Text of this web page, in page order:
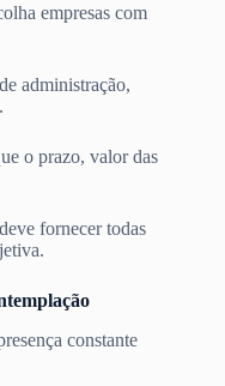
empresas com
administração,
o prazo, valor das
fornecer todas
constante